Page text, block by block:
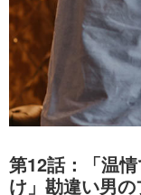
第12話：「温
け」勘違い男